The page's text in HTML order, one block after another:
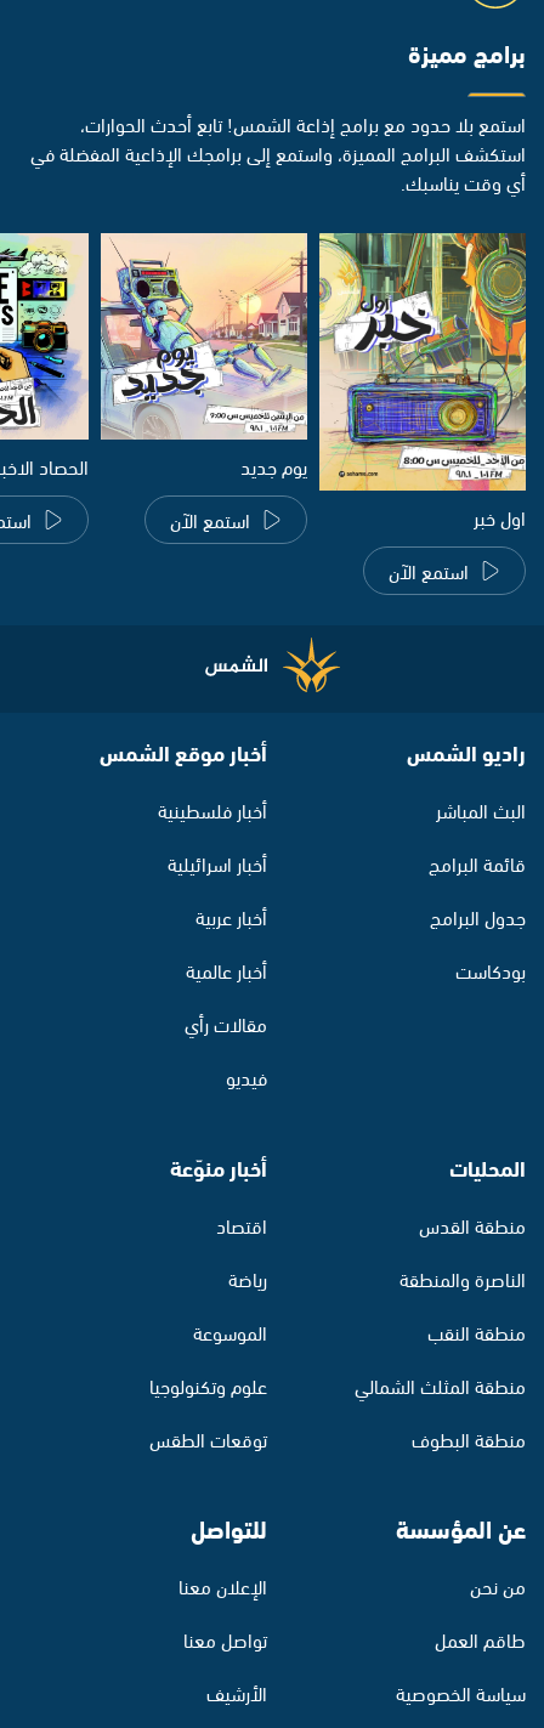
برامج مميزة
استمع بلا حدود مع برامج إذاعة الشمس! تابع أحدث الحوارات،
استكشف البرامج المميزة، واستمع إلى برامجك الإذاعية المفضلة في
أي وقت يناسبك.
اول خبر
استمع الآن
يوم جديد
استمع الآن
الحصاد
راديو الشمس
البث المباشر
قائمة البرامج
جدول البرامج
بودكاست
أخبار موقع الشمس
أخبار فلسطينية
أخبار اسرائيلية
أخبار عربية
أخبار عالمية
مقالات رأي
فيديو
المحليات
منطقة القدس
الناصرة والمنطقة
منطقة النقب
منطقة المثلث الشمالي
منطقة البطوف
أخبار منوّعة
اقتصاد
رياضة
الموسوعة
علوم وتكنولوجيا
توقعات الطقس
عن المؤسسة
من نحن
طاقم العمل
سياسة الخصوصية
للتواصل
الإعلان معنا
تواصل معنا
الأرشيف